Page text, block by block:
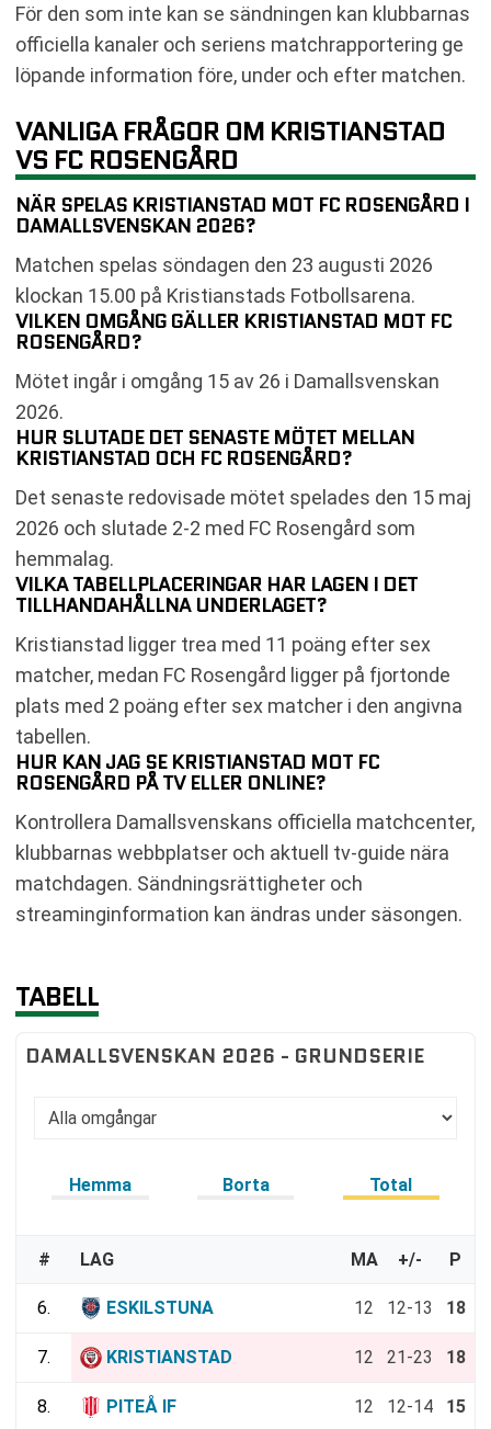
För den som inte kan se sändningen kan klubbarnas
officiella kanaler och seriens matchrapportering ge
löpande information före, under och efter matchen.
VANLIGA FRÅGOR OM KRISTIANSTAD
VS FC ROSENGÅRD
NÄR SPELAS KRISTIANSTAD MOT FC ROSENGÅRD I
DAMALLSVENSKAN 2026?
Matchen spelas söndagen den 23 augusti 2026
klockan 15.00 på Kristianstads Fotbollsarena.
VILKEN OMGÅNG GÄLLER KRISTIANSTAD MOT FC
ROSENGÅRD?
Mötet ingår i omgång 15 av 26 i Damallsvenskan
2026.
HUR SLUTADE DET SENASTE MÖTET MELLAN
KRISTIANSTAD OCH FC ROSENGÅRD?
Det senaste redovisade mötet spelades den 15 maj
2026 och slutade 2-2 med FC Rosengård som
hemmalag.
VILKA TABELLPLACERINGAR HAR LAGEN I DET
TILLHANDAHÅLLNA UNDERLAGET?
Kristianstad ligger trea med 11 poäng efter sex
matcher, medan FC Rosengård ligger på fjortonde
plats med 2 poäng efter sex matcher i den angivna
tabellen.
HUR KAN JAG SE KRISTIANSTAD MOT FC
ROSENGÅRD PÅ TV ELLER ONLINE?
Kontrollera Damallsvenskans officiella matchcenter,
klubbarnas webbplatser och aktuell tv-guide nära
matchdagen. Sändningsrättigheter och
streaminginformation kan ändras under säsongen.
TABELL
DAMALLSVENSKAN 2026 - GRUNDSERIE
Hemma Borta Total
# LAG MA +/- P
6. ESKILSTUNA 12 12-13 18
7. KRISTIANSTAD 12 21-23 18
8. PITEÅ IF 12 12-14 15